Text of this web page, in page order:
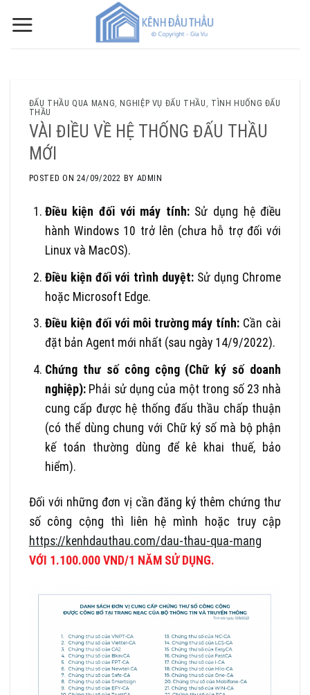
content
ĐẤU THẦU QUA MẠNG ,NGHIỆP VỤ ĐẤU THẦU
TÌNH HUỐNG ĐẤU
THẦU
VÀI ĐIỀU VỀ HỆ THỐNG ĐẤU THẦU
MỚI
POSTED ON 24/09/2022 BY ADMIN
Điều kiện đối với máy tính: Sử dụng hệ điều
hành Windows 10 trở lên (chưa hỗ trợ đối với
Linux và MacOS).
Điều kiện đối với trình duyệt: Sử dụng Chrome
hoặc Microsoft Edge.
Điều kiện đối với môi trường máy tính: Cần cài
đặt bản Agent mới nhất (sau ngày 14/9/2022).
Chứng thư số công cộng (Chữ ký số doanh
nghiệp): Phải sử dụng của một trong số 23 nhà
cung cấp được hệ thống đấu thầu chấp thuận
(có thể dùng chung với Chữ ký số mà bộ phận
kế toán thường dùng để kê khai thuế, bảo
hiểm).
Đối với những đơn vị cần đăng ký thêm chứng thư
số công cộng thì liên hệ mình hoặc truy cập
https://kenhdauthau.com/dau-thau-qua-mang
VỚI 1.100.000 VND/1 NĂM SỬ DỤNG.